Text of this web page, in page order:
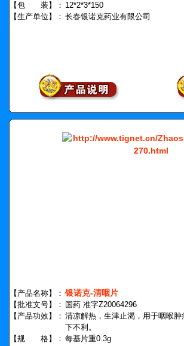
【包 装】： 12*2*3*150
【生产单位】： 长春银诺克药业有限公司
【产品名称】： 银诺克-清咽片
【批准文号】： 国药 准字Z20064296
【产品功效】： 清凉解热，生津止渴，用于咽喉
下不利。
【规 格】： 每基片重0.3g